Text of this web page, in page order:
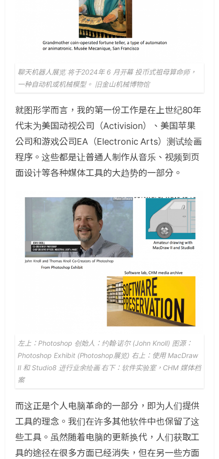
聊天机器人展览 将于2024年 6 月开幕 投币式祖母算命师，
一种自动机或机械模型。 旧金山机械博物馆
就图形学而言，我的第一份工作是在上世纪80年
代末为美国动视公司（Activision）、美国苹果
公司和游戏公司EA（Electronic Arts）测试绘画
程序。这些都是让普通人制作从音乐、视频到页
面设计等各种媒体工具的大趋势的一部分。
左上：Photoshop 创始人：约翰·诺尔 (John Knoll) 图源：
Photoshop Exhibit (Photoshop展览) 右上：使用 MacDraw
Il 和 Studio8 进行业余绘画 右下：软件实验室，CHM 媒体档
案
而这正是个人电脑革命的一部分，即为人们提供
工具的理念。我们在许多其他软件中也保留了这
些工具。虽然随着电脑的更新换代，人们获取工
具的途径在很多方面已经消失，但在另一些方面